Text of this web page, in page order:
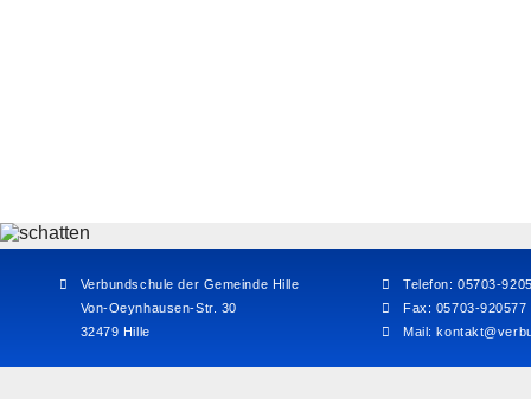
Verbundschule der Gemeinde Hille
Von-Oeynhausen-Str. 30
32479 Hille
Telefon: 05703-
Fax: 05703-920577
Mail: